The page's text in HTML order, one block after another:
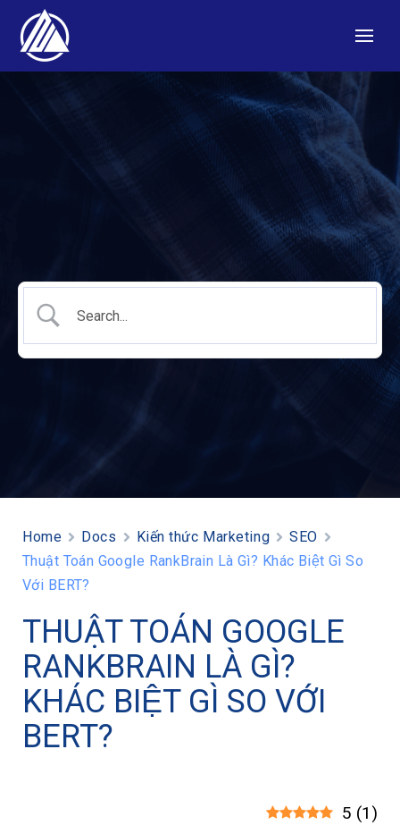
Home Docs Kiến thức Marketing
SEO
Thuật Toán Google RankBrain Là Gì? Khác Biệt Gì So
Với BERT?
THUẬT TOÁN GOOGLE
RANKBRAIN LÀ GÌ?
KHÁC BIỆT GÌ SO VỚI
BERT?
5 (1 )